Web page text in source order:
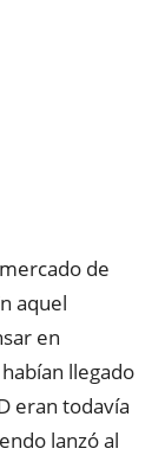
de
aquel
en
llegado
eran todavía
lanzó al